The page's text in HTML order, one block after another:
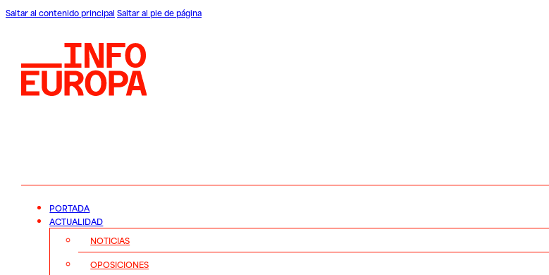
Saltar al contenido principal Saltar al pie de página
PORTADA
ACTUALIDAD
NOTICIAS
OPOSICIONES